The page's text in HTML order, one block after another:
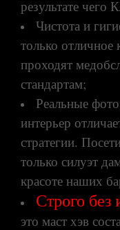
результате
Чистота и
только
проходят
стандартам;
Реальные
интерьер
стратегии.
только силуэт
красоте наших
Строго без
это маст хэв